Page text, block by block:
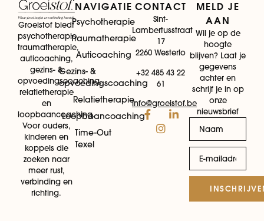
Groeistof biedt
psychotherapie,
traumatherapie,
auticoaching,
gezins- &
opvoedingscoaching,
relatietherapie
en
loopbaancoaching.
Voor ouders,
kinderen en
koppels die
zoeken naar
meer rust,
verbinding en
richting.
NAVIGATIE
Psychotherapie
Traumatherapie
Auticoaching
Gezins- &
opvoedingscoaching
Relatietherapie
Loopbaancoaching
Time-Out
Texel
CONTACT
Sint-
Lambertusstraat
17
2260 Westerlo
+32 485 43 22
61
info@groeistof.be
MELD JE
AAN
Wil je op de
hoogte
blijven? Laat je
gegevens
achter en
schrijf je in op
onze
nieuwsbrief